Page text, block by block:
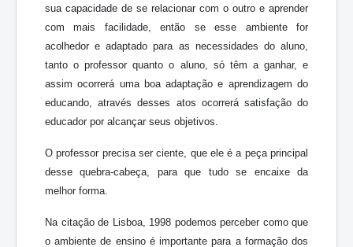
sua capacidade de se relacionar com o outro e aprender
com mais facilidade, então se esse ambiente for
acolhedor e adaptado para as necessidades do aluno,
tanto o professor quanto o aluno, só têm a ganhar, e
assim ocorrerá uma boa adaptação e aprendizagem do
educando, através desses atos ocorrerá satisfação do
educador por alcançar seus objetivos.
O professor precisa ser ciente, que ele é a peça principal
desse quebra-cabeça, para que tudo se encaixe da
melhor forma.
Na citação de Lisboa, 1998 podemos perceber como que
o ambiente de ensino é importante para a formação dos